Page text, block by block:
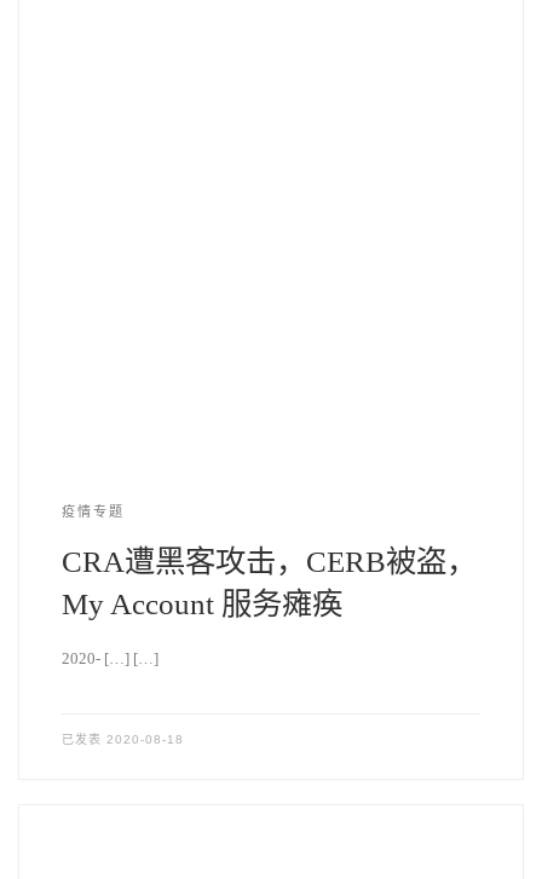
疫情专题
CRA遭黑客攻击，CERB被盗，
My Account 服务瘫痪
2020- […] […]
已发表 2020-08-18